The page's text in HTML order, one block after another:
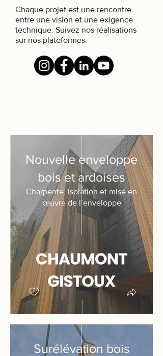
Chaque projet est une rencontre
entre une vision et une exigence
technique. Suivez nos réalisations
sur nos plateformes.
Nouvelle enveloppe
bois et ardoises
Charpente, isolation et mise en
œuvre de l’enveloppe
Surélévation bois